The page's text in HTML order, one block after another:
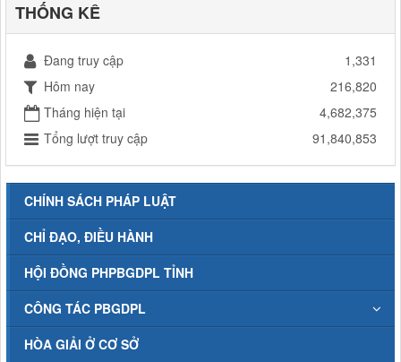
THỐNG KÊ
Đang truy cập
1,331
Hôm nay
216,820
Tháng hiện tại
4,682,375
Tổng lượt truy cập
91,840,853
CHÍNH SÁCH PHÁP LUẬT
CHỈ ĐẠO, ĐIỀU HÀNH
HỘI ĐỒNG PHPBGDPL TỈNH
CÔNG TÁC PBGDPL
HÒA GIẢI Ở CƠ SỞ